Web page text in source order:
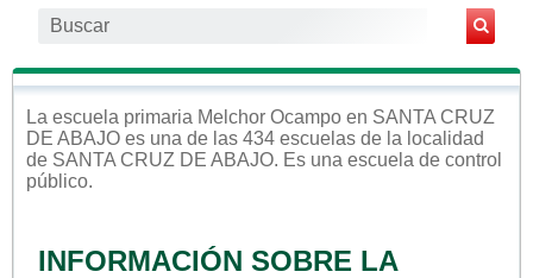
La escuela primaria Melchor Ocampo en SANTA CRUZ
DE ABAJO es una de las 434 escuelas de la localidad
de SANTA CRUZ DE ABAJO. Es una escuela de control
público.
INFORMACIÓN SOBRE LA